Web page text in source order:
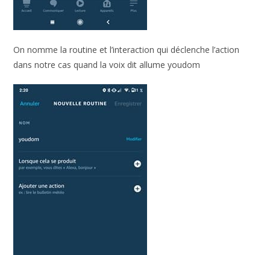
On nomme la routine et l’interaction qui déclenche l’action
dans notre cas quand la voix dit allume youdom